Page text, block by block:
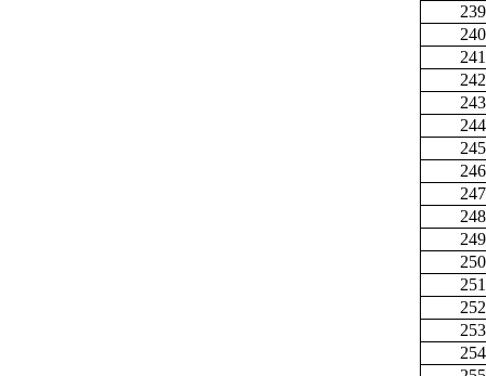
239
240
241
242
243
244
245
246
247
248
249
250
251
252
253
254